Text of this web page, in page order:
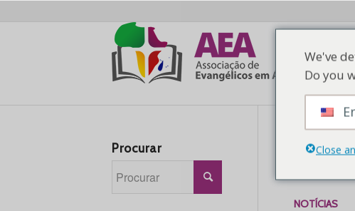
NOTÍCIAS
Procurar
We've
Do you
Close